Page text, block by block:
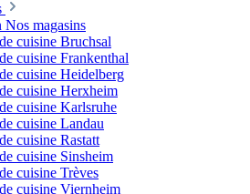
Nos magasins
cuisine Bruchsal
cuisine Frankenthal
cuisine Heidelberg
cuisine Herxheim
cuisine Karlsruhe
cuisine Landau
cuisine Rastatt
cuisine Sinsheim
cuisine Trèves
cuisine Viernheim